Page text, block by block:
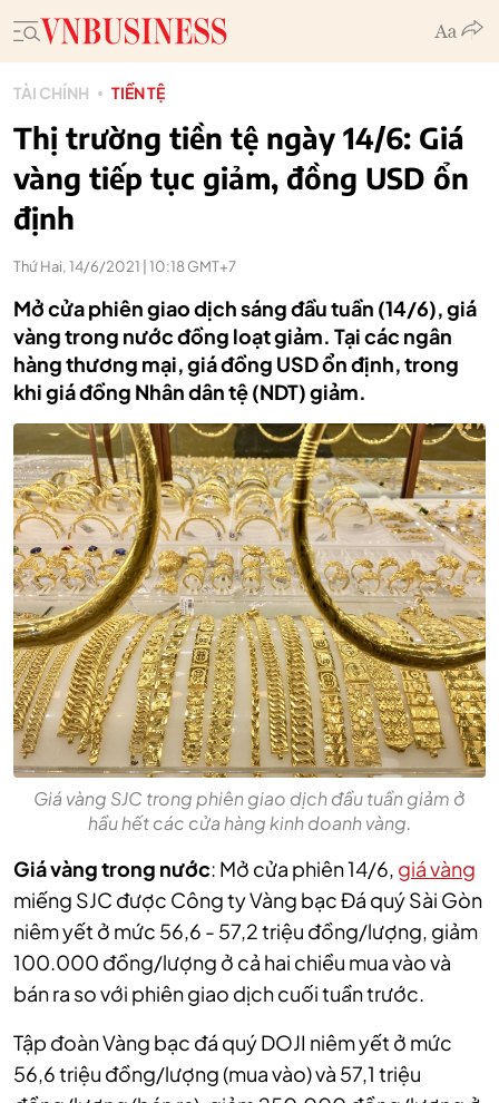
TÀI CHÍNH TIỀN TỆ
Thị trường tiền tệ ngày 14/6: Giá
vàng tiếp tục giảm, đồng USD ổn
định
Thứ Hai, 14/6/2021 | 10:18 GMT+7
Mở cửa phiên giao dịch sáng đầu tuần (14/6), giá
vàng trong nước đồng loạt giảm. Tại các ngân
hàng thương mại, giá đồng USD ổn định, trong
khi giá đồng Nhân dân tệ (NDT) giảm.
Giá vàng SJC trong phiên giao dịch đầu tuần giảm ở
hầu hết các cửa hàng kinh doanh vàng.
Giá vàng trong nước: Mở cửa phiên 14/6, giá vàng
miếng SJC được Công ty Vàng bạc Đá quý Sài Gòn
niêm yết ở mức 56,6 - 57,2 triệu đồng/lượng, giảm
100.000 đồng/lượng ở cả hai chiều mua vào và
bán ra so với phiên giao dịch cuối tuần trước.
Tập đoàn Vàng bạc đá quý DOJI niêm yết ở mức
56,6 triệu đồng/lượng (mua vào) và 57,1 triệu